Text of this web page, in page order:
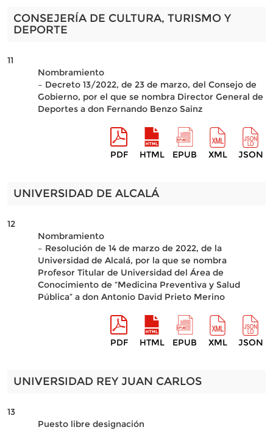
CONSEJERÍA DE CULTURA, TURISMO Y
DEPORTE
11
Nombramiento
– Decreto 13/2022, de 23 de marzo, del Consejo de
Gobierno, por el que se nombra Director General de
Deportes a don Fernando Benzo Sainz
PDF HTML EPUB XML JSON
UNIVERSIDAD DE ALCALÁ
12
Nombramiento
– Resolución de 14 de marzo de 2022, de la
Universidad de Alcalá, por la que se nombra
Profesor Titular de Universidad del Área de
Conocimiento de “Medicina Preventiva y Salud
Pública” a don Antonio David Prieto Merino
PDF HTML EPUB XML JSON
UNIVERSIDAD REY JUAN CARLOS
13
Puesto libre designación